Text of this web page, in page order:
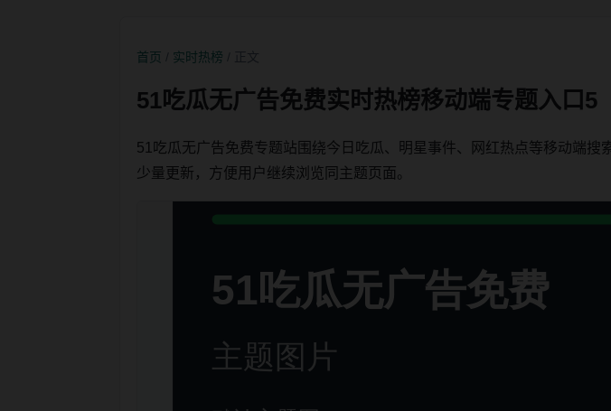
首页 实时热榜
51吃瓜无广告免费实时热榜移动端专题入口5
51吃瓜无广告免费专题站围绕今日吃瓜、明星事件、网红热点等移动端
少量更新，方便用户继续浏览同主题页面。